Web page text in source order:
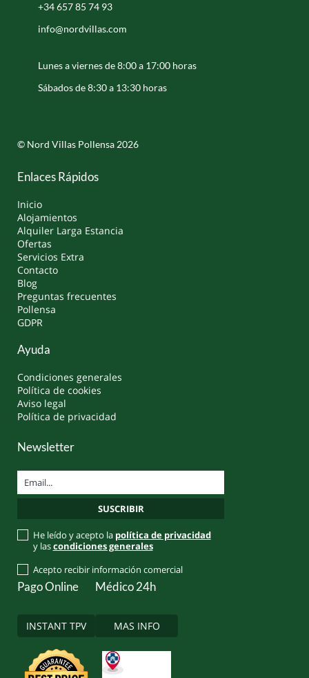
+34 657 85 74 93
info@nordvillas.com
Lunes a viernes de 8:00 a 17:00 horas
Sábados de 8:30 a 13:30 horas
© Nord Villas Pollensa 2026
Enlaces Rápidos
Inicio
Alojamientos
Alquiler Larga Estancia
Ofertas
Servicios Extra
Contacto
Blog
Preguntas frecuentes
Pollensa
GDPR
Ayuda
Condiciones generales
Política de cookies
Aviso legal
Política de privacidad
Newsletter
He leído y acepto la política de privacidad
y lascondiciones generales
Acepto recibir información comercial
Pago Online
INSTANT TPV
Médico 24h
MAS INFO